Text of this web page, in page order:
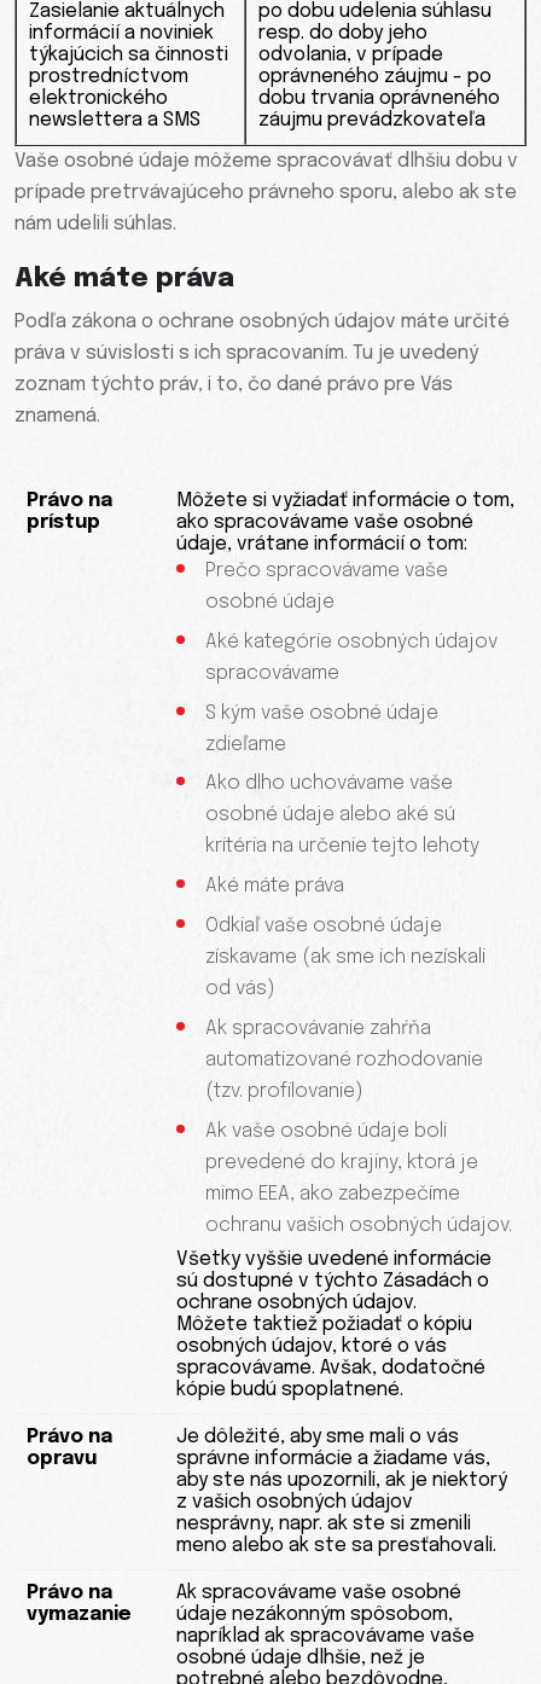
Zasielanie aktuálnych
informácií a noviniek
týkajúcich sa činnosti
prostredníctvom
elektronického
newslettera a SMS
po dobu udelenia súhlasu
resp. do doby jeho
odvolania, v prípade
oprávneného záujmu - po
dobu trvania oprávneného
záujmu prevádzkovateľa
Vaše osobné údaje môžeme spracovávať dlhšiu dobu v
prípade pretrvávajúceho právneho sporu, alebo ak ste
nám udelili súhlas.
Aké máte práva
Podľa zákona o ochrane osobných údajov máte určité
práva v súvislosti s ich spracovaním. Tu je uvedený
zoznam týchto práv, i to, čo dané právo pre Vás
znamená.
Právo na
prístup
Môžete si vyžiadať informácie o tom,
ako spracovávame vaše osobné
údaje, vrátane informácií o tom:
Prečo spracovávame vaše
osobné údaje
Aké kategórie osobných údajov
spracovávame
S kým vaše osobné údaje
zdieľame
Ako dlho uchovávame vaše
osobné údaje alebo aké sú
kritéria na určenie tejto lehoty
Aké máte práva
Odkiaľ vaše osobné údaje
získavame (ak sme ich nezískali
od vás)
Ak spracovávanie zahŕňa
automatizované rozhodovanie
(tzv. profilovanie)
Ak vaše osobné údaje boli
prevedené do krajiny, ktorá je
mimo EEA, ako zabezpečíme
ochranu vašich osobných údajov.
Všetky vyššie uvedené informácie
sú dostupné v týchto Zásadách o
ochrane osobných údajov.
Môžete taktiež požiadať o kópiu
osobných údajov, ktoré o vás
spracovávame. Avšak, dodatočné
kópie budú spoplatnené.
Právo na
opravu
Je dôležité, aby sme mali o vás
správne informácie a žiadame vás,
aby ste nás upozornili, ak je niektorý
z vašich osobných údajov
nesprávny, napr. ak ste si zmenili
meno alebo ak ste sa presťahovali.
Právo na
vymazanie
Ak spracovávame vaše osobné
údaje nezákonným spôsobom,
napríklad ak spracovávame vaše
osobné údaje dlhšie, než je
potrebné alebo bezdôvodne,